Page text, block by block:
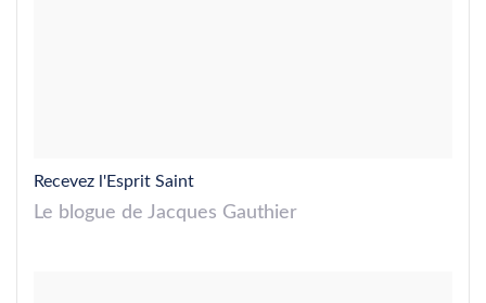
Recevez l'Esprit Saint
Le blogue de Jacques Gauthier